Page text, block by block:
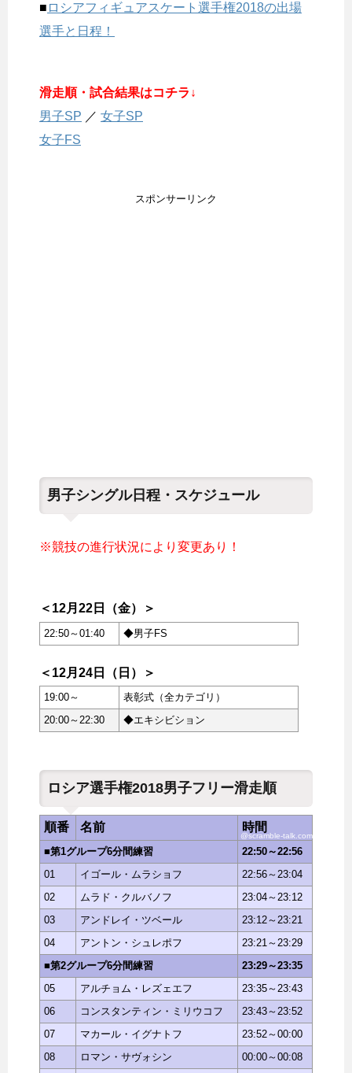
■ ロシアフィギュアスケート選手権2018の出場
選手と日程！
滑走順・試合結果はコチラ↓
男子SP ／ 女子SP
女子FS
スポンサーリンク
男子シングル日程・スケジュール
※競技の進行状況により変更あり！
＜12月22日（金）＞
22:50～01:40 ◆男子FS
＜12月24日（日）＞
19:00～
表彰式（全カテゴリ）
20:00～22:30
◆エキシビション
ロシア選手権2018男子フリー滑走順
@scramble-talk.com
順番 名前 時間
■第1グループ6分間練習
22:50～22:56
01
イゴール・ムラショフ
22:56～23:04
02
ムラド・クルバノフ
23:04～23:12
03
アンドレイ・ツベール
23:12～23:21
04
アントン・シュレポフ
23:21～23:29
■第2グループ6分間練習
23:29～23:35
05
アルチョム・レズェエフ
23:35～23:43
06
コンスタンティン・ミリウコフ
23:43～23:52
07
マカール・イグナトフ
23:52～00:00
08
ロマン・サヴォシン
00:00～00:08